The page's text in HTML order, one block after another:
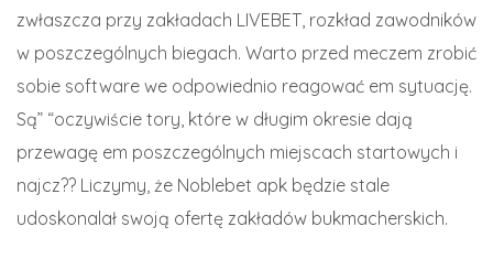
zwłaszcza przy zakładach LIVEBET, rozkład zawodników
w poszczególnych biegach. Warto przed meczem zrobić
sobie software we odpowiednio reagować em sytuację.
Są” “oczywiście tory, które w długim okresie dają
przewagę em poszczególnych miejscach startowych i
najcz?? Liczymy, że Noblebet apk będzie stale
udoskonalał swoją ofertę zakładów bukmacherskich.